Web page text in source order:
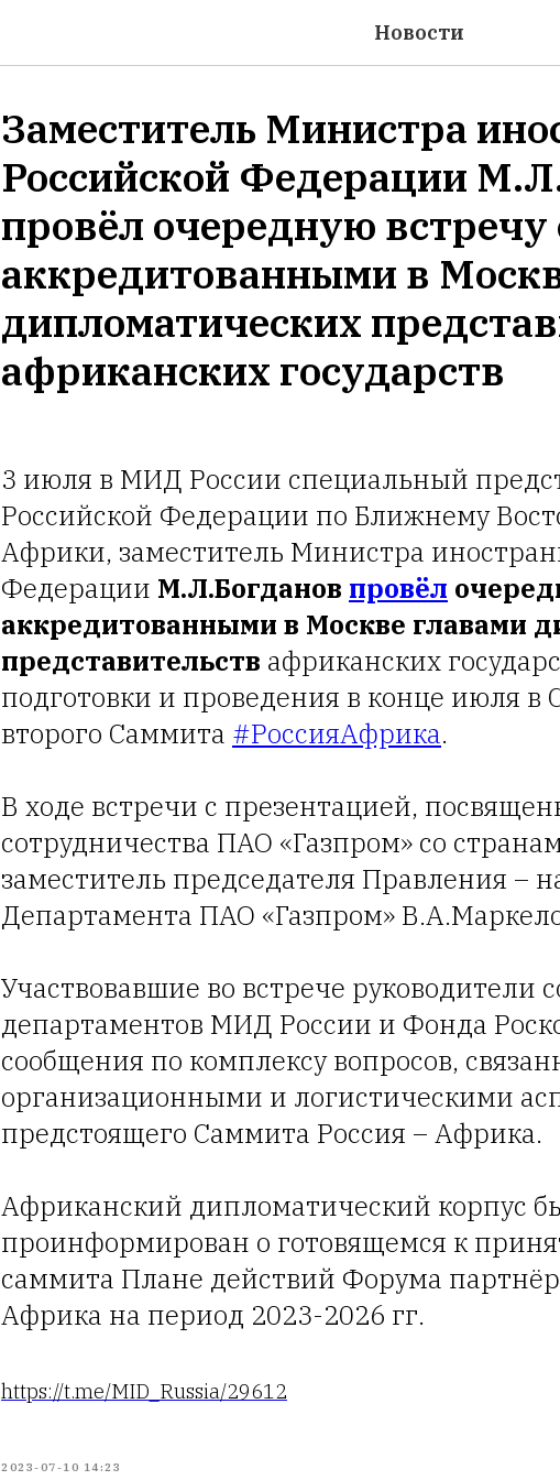
Новости
Заместитель Министра
Российской Федерации
провёл очередную встречу
аккредитованными в
дипломатических
африканских государств
3 июля в МИД России специальный
Российской Федерации по Ближнему
Африки, заместитель Министра
Федерации М.Л.Богданов провёл
аккредитованными в Москве главами
представительств африканских
подготовки и проведения в конце июля в
второго Саммита #РоссияАфрика.
В ходе встречи с презентацией,
сотрудничества ПАО «Газпром» со
заместитель председателя Правления –
Департамента ПАО «Газпром»
Участвовавшие во встрече руководители
департаментов МИД России и Фонда
сообщения по комплексу вопросов,
организационными и логистическими
предстоящего Саммита Россия – Африка.
Африканский дипломатический корпус
проинформирован о готовящемся к
саммита Плане действий Форума
Африка на период 2023-2026 гг.
https://t.me/MID_Russia/29612
2023-07-10 14:23